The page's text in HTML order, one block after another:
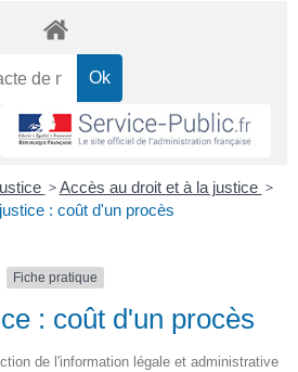
> Accès au droit et à la justice >
: coût d'un procès
Fiche pratique
: coût d'un procès
de l'information légale et administrative